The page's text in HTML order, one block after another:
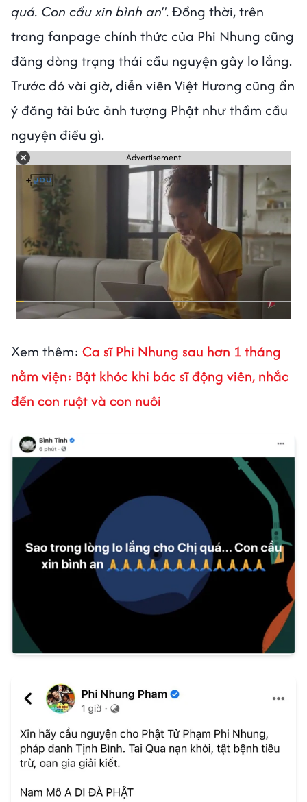
quá. Con cầu xin bình an". Đồng thời, trên
trang fanpage chính thức của Phi Nhung cũng
đăng dòng trạng thái cầu nguyện gây lo lắng.
Trước đó vài giờ, diễn viên Việt Hương cũng ẩn
ý đăng tải bức ảnh tượng Phật như thầm cầu
nguyện điều gì.
Advertisement
Xem thêm: Ca sĩ Phi Nhung sau hơn 1 tháng
nằm viện: Bật khóc khi bác sĩ động viên, nhắc
đến con ruột và con nuôi